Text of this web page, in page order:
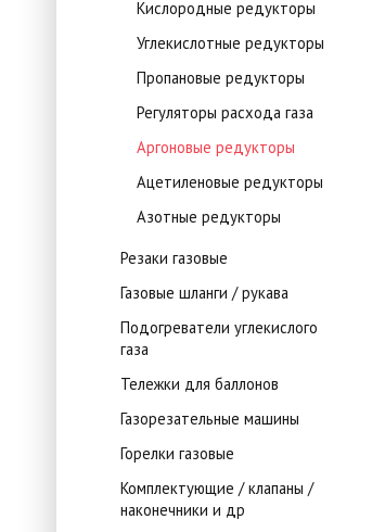
Кислородные редукторы
Углекислотные редукторы
Пропановые редукторы
Регуляторы расхода газа
Аргоновые редукторы
Ацетиленовые редукторы
Азотные редукторы
Резаки газовые
Газовые шланги / рукава
Подогреватели углекислого
газа
Тележки для баллонов
Газорезательные машины
Горелки газовые
Комплектующие / клапаны /
наконечники и др